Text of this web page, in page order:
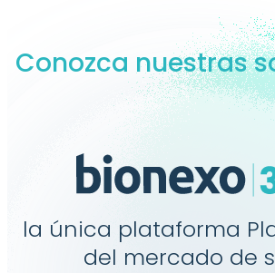
Conozca nuestras
la única plataforma
del mercado de